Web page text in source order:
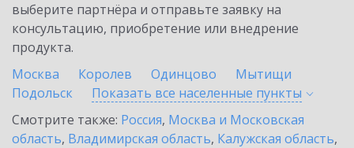
выберите партнёра и отправьте заявку на
консультацию, приобретение или внедрение
продукта.
Москва
Королев Одинцово
Мытищи
Подольск
Показать все населенные пункты
Смотрите также: Россия, Москва и Московская
область, Владимирская область, Калужская область,